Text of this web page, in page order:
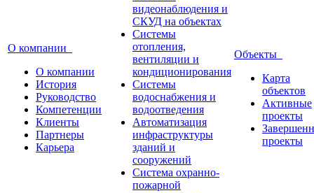
О компании
О компании
История
Руководство
Компетенции
Клиенты
Партнеры
Карьера
видеонаблюдения и
СКУД на объектах
Системы
отопления,
вентиляции и
кондиционирования
Системы
водоснабжения и
водоотведения
Автоматизация
инфраструктуры
зданий и
сооружений
Система охранно-
пожарной
Объекты
Карта
объектов
Активные
проекты
проекты